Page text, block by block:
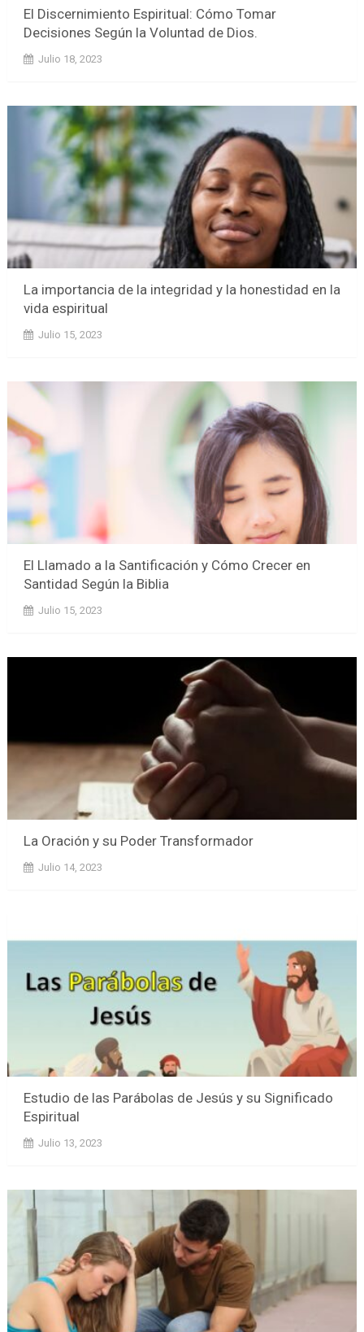
El Discernimiento Espiritual: Cómo Tomar
Decisiones Según la Voluntad de Dios.
Julio 18, 2023
La importancia de la integridad y la honestidad en la
vida espiritual
Julio 15, 2023
El Llamado a la Santificación y Cómo Crecer en
Santidad Según la Biblia
Julio 15, 2023
La Oración y su Poder Transformador
Julio 14, 2023
Estudio de las Parábolas de Jesús y su Significado
Espiritual
Julio 13, 2023